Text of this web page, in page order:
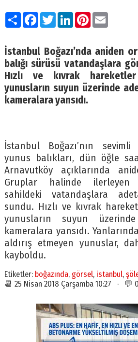
PaylaşFacebook
TwitterLinkedIn
Pinterest
Email
İstanbul Boğazı’nda aniden
balığı sürüsü vatandaşlara
Hızlı ve kıvrak
yunusların suyun üzerinde
kameralara yansıdı.
İstanbul Boğazı’nın
yunus balıkları, dün öğle
Arnavutköy açıklarında
Gruplar halinde
sahildeki vatandaşlara
sundu. Hızlı ve kıvrak
yunusların suyun
kameralara yansıdı.
aldırış etmeyen yunuslar,
kayboldu.
Etiketler: boğazında, görsel, istanbul,
📆 25 Nisan 2018 Çarşamba 10:27 · 💬